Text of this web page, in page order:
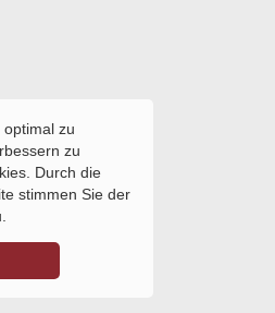
zu
zu
Durch die
stimmen Sie der